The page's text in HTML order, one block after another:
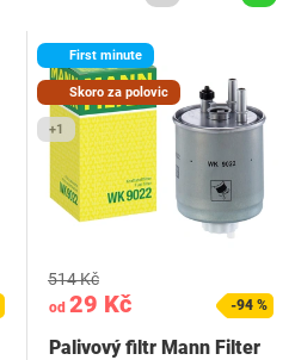
First minute
Skoro za polovic
+1
od 29 Kč
514 Kč
-94 %
Palivový filtr Mann Filter